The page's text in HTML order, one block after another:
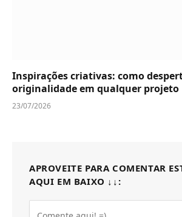
Inspirações criativas: como
originalidade em qualquer projeto
23/07/2026
APROVEITE PARA COMENTAR
AQUI EM BAIXO ↓↓: